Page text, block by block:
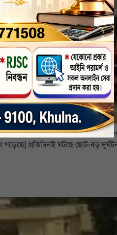
চলাচলের অনুপযোগী হয়ে পড়েছে| প্রায়
প্রতিদিনই ঘটছে ছোট-বড়